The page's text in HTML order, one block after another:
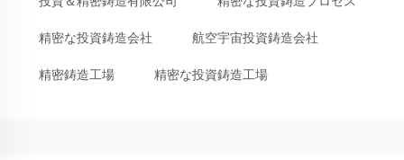
精密な投資鋳造会社 航空宇宙投資鋳造会社
精密鋳造工場 精密な投資鋳造工場